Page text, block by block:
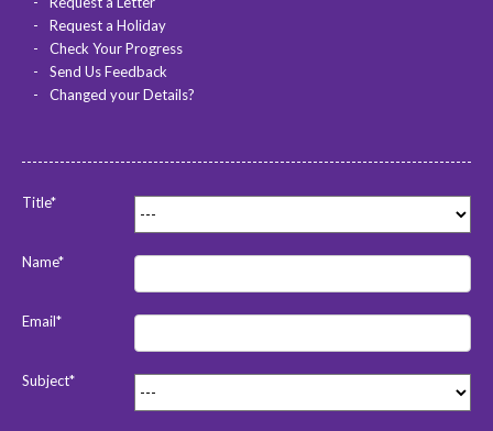
Request a Holiday
Check Your Progress
Send Us Feedback
Changed your Details?
Title*
Name*
Email*
Subject*